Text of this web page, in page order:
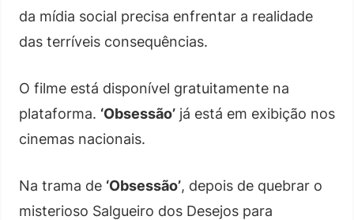
da mídia social precisa enfrentar a realidade
das terríveis consequências.
O filme está disponível gratuitamente na
plataforma. ‘Obsessão’ já está em exibição nos
cinemas nacionais.
Na trama de ‘Obsessão’, depois de quebrar o
misterioso Salgueiro dos Desejos para